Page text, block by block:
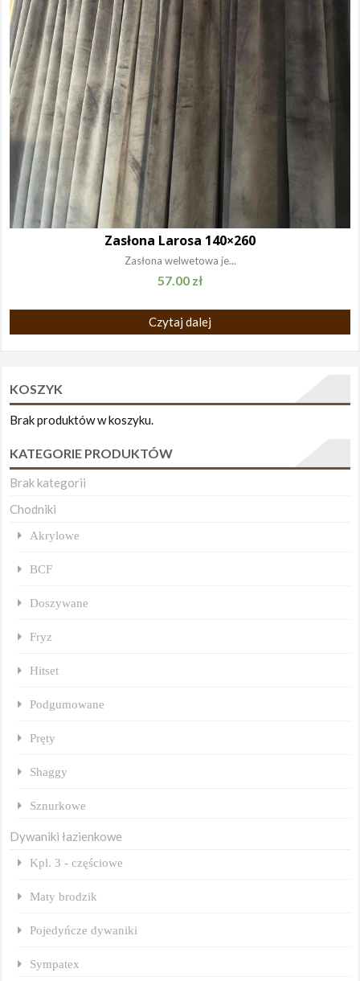
Zasłona Larosa 140×260
Zasłona welwetowa je...
57.00 zł
Czytaj dalej
KOSZYK
Brak produktów w koszyku.
KATEGORIE PRODUKTÓW
Brak kategorii
Chodniki
Akrylowe
BCF
Doszywane
Fryz
Hitset
Podgumowane
Pręty
Shaggy
Sznurkowe
Dywaniki łazienkowe
Kpl. 3 - częściowe
Maty brodzik
Pojedyńcze dywaniki
Sympatex